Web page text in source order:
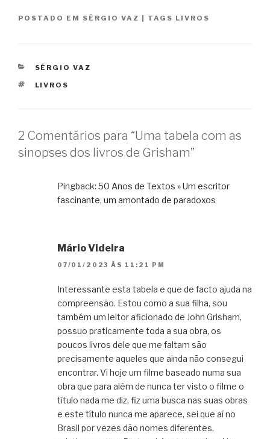
POSTADO EM SÉRGIO VAZ TAGS LIVROS
CATEGORIAS
SÉRGIO VAZ
TAGS
LIVROS
2 Comentários para “Uma tabela com as
sinopses dos livros de Grisham”
Pingback: 50 Anos de Textos » Um escritor
fascinante, um amontado de paradoxos
Mário Videira
07/01/2023 ÀS 11:21 PM
Interessante esta tabela e que de facto ajuda na
compreensão. Estou como a sua filha, sou
também um leitor aficionado de John Grisham,
possuo praticamente toda a sua obra, os
poucos livros dele que me faltam são
precisamente aqueles que ainda não consegui
encontrar. Vi hoje um filme baseado numa sua
obra que para além de nunca ter visto o filme o
título nada me diz, fiz uma busca nas suas obras
e este título nunca me aparece, sei que aí no
Brasil por vezes dão nomes diferentes,